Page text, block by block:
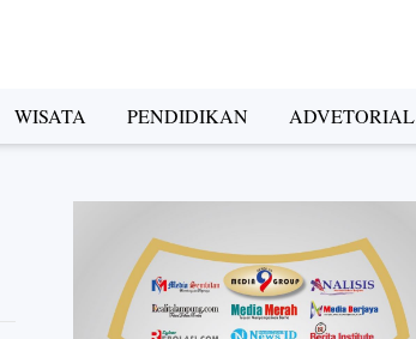
WISATA PENDIDIKAN ADVETORIAL